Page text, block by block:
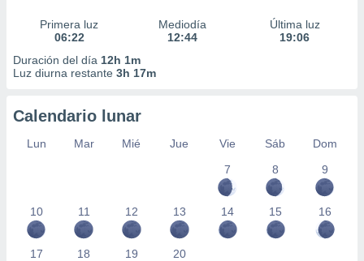
Primera luz
06:22
Mediodía
12:44
Última luz
19:06
Duración del día 12h 1m
Luz diurna restante 3h 17m
Calendario lunar
Lun Mar Mié Jue Vie Sáb
Dom
7
8 9
10 11 12 13 14 15 16
17 18 19 20